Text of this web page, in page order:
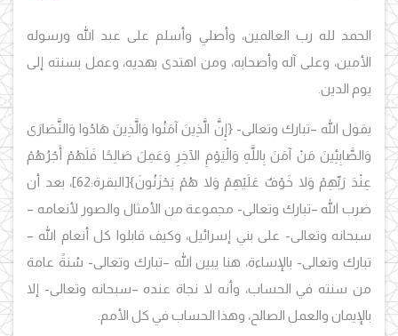
الحمد لله رب العالمين، وأصلي وأسلم على عبد الله ورسوله
الأمين، وعلى آله وأصحابه، ومن اهتدى بهديه، وعمل بسنته إلى
يوم الدين.
يقول الله –تبارك وتعالى- {إِنَّ الَّذِينَ آمَنُوا وَالَّذِينَ هَادُوا وَالنَّصَارَى
وَالصَّابِئِينَ مَنْ آمَنَ بِاللَّهِ وَالْيَوْمِ الآخِرِ وَعَمِلَ صَالِحًا فَلَهُمْ أَجْرُهُمْ
عِنْدَ رَبِّهِمْ وَلا خَوْفٌ عَلَيْهِمْ وَلا هُمْ يَحْزَنُونَ}[البقرة:62]، بعد أن
ضرب الله –تبارك وتعالى- مجموعة من الأمثال والصور لأنعامه –
سبحانه وتعالى- على بني إسرائيل، وكيف قابلوا كل أنعام الله –
تبارك وتعالى- بالإساءة، هنا يبين الله –تبارك وتعالى- سُنةً عامة
من سنته في الحساب، وأنه لا نجاة عنده –سبحانه وتعالى- إلا
بالإيمان والعمل الصالح، وهذا الحساب في كل الأمم.